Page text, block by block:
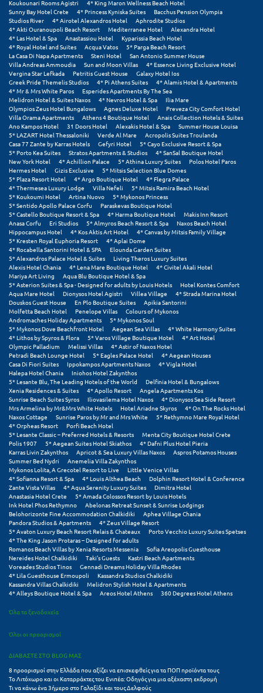
Παύλιανη
Πειραιάς
Πελοπόννησος
Πήλιο
Πιερία
Πλαταμώνας
Πλύτρα Λακωνίας
Πόρος
Πόρτο Χέλι
Πρέβεζα
Πύλος
Πύργος
Ρ
Ρέθυμνο
Ρίο
Ρόδος
Σ
Σαλαμίνα
Σαμοθράκη
Σάμος
Σαντορίνη
Σέριφος
Σέρρες
Σιθωνία
Σίκινος
Σίφνος
Σκαφιδιά Ηλείας
Σκιάθος
Σκόπελος
Σκύρος
Koukounari Rooms Agistri
4* King Maron Wellness Beach Hotel
Sunny Bay Hotel Crete
4* Princess Kyniska Suites
Bacchus Pension Olympia
Studios River
4* Airotel Alexandros Hotel
Aphrodite Studios
4* Akti Ouranoupoli Beach Resort
Mediterranee Hotel
Alexandra Hotel
4* Las Hotel & Spa
Anastassiou Hotel
Kyparissia Beach Hotel
4* Royal Hotel and Suites
Acqua Vatos
5* Parga Beach Resort
La Casa Di Napa Apartments
Steni Hotel
San Antonio Summer House
Villa Andreas Ammoudia
Sun and Moon Villas
4* Essence Living Exclusive Hotel
Vergina Star Lefkada
Petritis Guest House
Galaxy Hotel Ios
Greek Pride Themelis Studios
4* Pi Athens Suites
4* Alamis Hotel & Apartments
4* Mr & Mrs White Paros
Esperides Apartments By The Sea
Melidron Hotel & Suites Naxos
4* Nevros Hotel & Spa
Ilia Mare
Olympios Zeus Hotel Bungalows
Agnes Deluxe Hotel
Preveza City Comfort Hotel
Villa Orama Apartments
Athens 4 Boutique Hotel
Anais Collection Hotels & Suites
Ano Kampos Hotel
31 Doors Hotel Alexakis Hotel & Spa
Summer House Louisa
5* LAZART Hotel Thessaloniki
Verde Al Mare
Acropolis Suites Troulanda
Casa 77 Zante by Karras Hotels
Gefyri Hotel
5* Cayo Exclusive Resort & Spa
5* Porto Kea Suites
Stratos Apartments & Studios
4* SanSal Boutique Hotel
New York Hotel
4* Achillion Palace 5* Athina Luxury Suites
Polos Hotel Paros
Hermes Hotel
Gizis Exclusive
5* Mitsis Selection Blue Domes
5* Plaza Resort Hotel
4* Argo Boutique Hotel
4* Flegra Palace
4* Thermesea Luxury Lodge
Villa Nefeli
5* Mitsis Ramira Beach Hotel
5* Koukoumi Hotel
Artina Nuovo
5* Mykonos Princess
5* Sentido Apollo Palace Corfu
Paraskevas Boutique Hotel
5* Castello Boutique Resort & Spa
4* Harma Boutique Hotel
Makis Inn Resort
Anasa Corfu
Eri Studios 5* Almyros Beach Resort & Spa
Naxos Beach Hotel
Hippocampus Hotel
4* Kos Aktis Art Hotel
4* Canvas by Mitsis Family Village
5* Kresten Royal Euphoria Resort
4* Aplai Dome
4* Rocabella Santorini Hotel & SPA
Elounda Garden Suites
5* Alexandros Palace Hotel & Suites
Living Theros Luxury Suites
Alexis Hotel Chania
4* Lena Mare Boutique Hotel
4* Civitel Akali Hotel
Mariya Art Living
Aqua Blu Boutique Hotel & Spa
5* Asterion Suites & Spa - Designed for adults by Louis Hotels
Hotel Kontes Comfort
Aqua Mare Hotel
Dionysos Hotel Agistri Villea Village
4* Strada Marina Hotel
Douskos Guest House
En Plo Boutique Suites
Apikia Santorini
Molfetta Beach Hotel
Penelope Villas
Colours of Mykonos
Andromaches Holiday Apartments
5* Mykonos Soul
5* Mykonos Dove Beachfront Hotel
Aegean Sea Villas
4* White Harmony Suites
4* Lithos by Spyros & Flora
5* Varos Village Boutique Hotel
4* Art Hotel
Olympic Palladium
Melissi Villas
4* Astir of Naxos Hotel
Petradi Beach Lounge Hotel
5* Eagles Palace Hotel
4* Aegean Houses
Casa Di Fiori Suites
Ippokampos Apartments Naxos
4* Vigla Hotel
Halepa Hotel Chania
Iniohos Hotel Zakynthos
5* Lesante Blu, The Leading Hotels of the World
Delfinia Hotel & Bungalows
Xenia Residences & Suites
4* Apollo Resort
Angela Apartments Kos
Sunrise Beach Suites Syros
Iliovasilema Hotel Naxos
4* Dionysos Sea Side Resort
Mrs Armelina by Mr&Mrs White Hotels
Hotel Ariadne Skyros
4* On The Rocks Hotel
Naxos Cottage
Sunrise Paros by Mr and Mrs White
5* Rethymno Mare Royal Hotel
4* Orpheas Resort
Porfi Beach Hotel
5* Lesante Classic – Preferred Hotels & Resorts
Menta City Boutique Hotel Crete
Polis 1907
5* Aegean Suites Hotel Skiathos
4* Dafni Plus Hotel Pieria
Karras Livin Zakynthos
Apricot & Sea Luxury Villas Naxos
Aspros Potamos Houses
Summer Bed Nydri
Anemelia Villa Zakynthos
Mykonos Lolita, A Grecotel Resort to Live
Little Venice Villas
4* Sofianna Resort & Spa
4* Louis Althea Beach
Dolphin Resort Hotel & Conference
Zante Vista Villas
4* Aqua Serenity Luxury Suites
Dimitra Hotel
Anastasia Hotel Crete
5* Amada Colossos Resort by Louis Hotels
Ink Hotel Phos Rethymno
Abelonas Retreat Sunset & Sunrise Lodgings
Belohorizonte Fine Accommodation Chalkidiki
Aphea Village Chania
Pandora Studios & Apartments
4* Zeus Village Resort
5* Avaton Luxury Beach Resort Relais & Chateaux
Porto Vecchio Luxury Suites Spetses
4* The King Jason Protaras – Designed for adults
Romanos Beach Villas by Xenia Resorts Messenia
Sofia Areopolis Guesthouse
Nereides Hotel Chalkidiki
Taki's Guests
Kastri Beach Apartments
Voreades Studios Tinos
Gennadi Dreams Holiday Villa Rhodes
4* Lila Guesthouse Ermoupoli
Kassandra Studios Chalkidiki
Kassandra Villas Chalkidiki
Melidron Stylish Hotel & Apartments
4* Alleys Boutique Hotel & Spa
Areos Hotel Athens 360 Degrees Hotel Athens
Όλα τα ξενοδοχεία
Όλοι οι προορισμοί
ΔΙΑΒΑΣΤΕ ΣΤΟ BLOG ΜΑΣ
8 προορισμοί στην Ελλάδα που αξίζει να επισκεφθείς για τα ΠΟΠ προϊόντα τους
Το Λιτόχωρο και οι Καταρράκτες του Ενιπέα: Οδηγός για μια αξέχαστη εκδρομή
Τι να κάνω ένα 3ήμερο στο Γαλαξίδι και τους Δελφούς